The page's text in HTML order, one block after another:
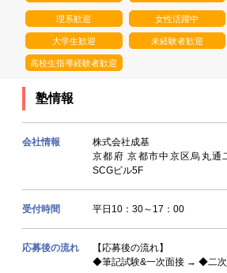
理系歓迎 女性活躍中
大学生歓迎 未経験者歓迎
高校生指導経験者歓迎
塾情報
会社情報
株式会社成基
京都府 京都市中京区烏丸通
SCGビル5F
受付時間 平日10：30～17：00
応募後の流れ
【応募後の流れ】
◆筆記試験&一次面接 → ◆二